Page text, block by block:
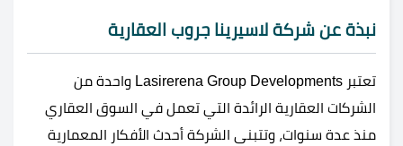
نبذة عن شركة لاسيرينا جروب العقارية
تعتبر Lasirerena Group Developments واحدة من
الشركات العقارية الرائدة التي تعمل في السوق العقاري
منذ عدة سنوات، وتتبنى الشركة أحدث الأفكار المعمارية